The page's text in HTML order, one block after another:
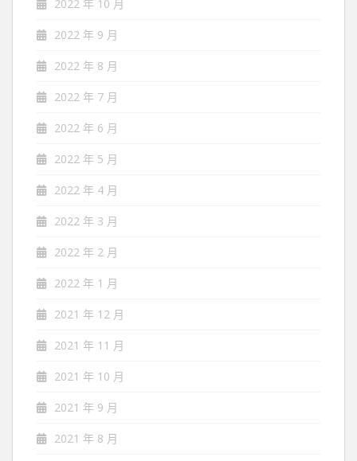
2022 年 10 月
2022 年 9 月
2022 年 8 月
2022 年 7 月
2022 年 6 月
2022 年 5 月
2022 年 4 月
2022 年 3 月
2022 年 2 月
2022 年 1 月
2021 年 12 月
2021 年 11 月
2021 年 10 月
2021 年 9 月
2021 年 8 月